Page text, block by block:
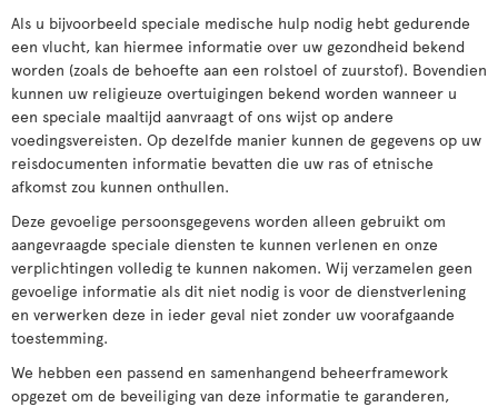
Als u bijvoorbeeld speciale medische hulp nodig hebt gedurende
een vlucht, kan hiermee informatie over uw gezondheid bekend
worden (zoals de behoefte aan een rolstoel of zuurstof). Bovendien
kunnen uw religieuze overtuigingen bekend worden wanneer u
een speciale maaltijd aanvraagt of ons wijst op andere
voedingsvereisten. Op dezelfde manier kunnen de gegevens op uw
reisdocumenten informatie bevatten die uw ras of etnische
afkomst zou kunnen onthullen.
Deze gevoelige persoonsgegevens worden alleen gebruikt om
aangevraagde speciale diensten te kunnen verlenen en onze
verplichtingen volledig te kunnen nakomen. Wij verzamelen geen
gevoelige informatie als dit niet nodig is voor de dienstverlening
en verwerken deze in ieder geval niet zonder uw voorafgaande
toestemming.
We hebben een passend en samenhangend beheerframework
opgezet om de beveiliging van deze informatie te garanderen,